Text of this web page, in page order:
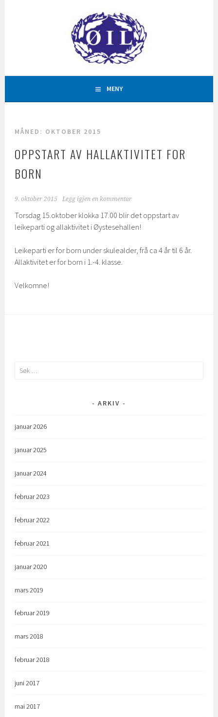
ØYSTESE IDRETTSLAG
AKTIVITETAR FOR ALLE
MENY
MÅNED: OKTOBER 2015
OPPSTART AV HALLAKTIVITET FOR
BORN
9. oktober 2015 Legg igjen en kommentar
Torsdag 15.oktober klokka 17.00 blir det oppstart av
leikeparti og allaktivitet i Øystesehallen!
Leikeparti er for born under skulealder, frå ca 4 år til 6 år.
Allaktivitet er for born i 1.-4. klasse.
Velkomne!
Søk
ARKIV
januar 2026
januar 2025
januar 2024
februar 2023
februar 2022
februar 2021
januar 2020
mars 2019
februar 2019
mars 2018
februar 2018
juni 2017
mai 2017